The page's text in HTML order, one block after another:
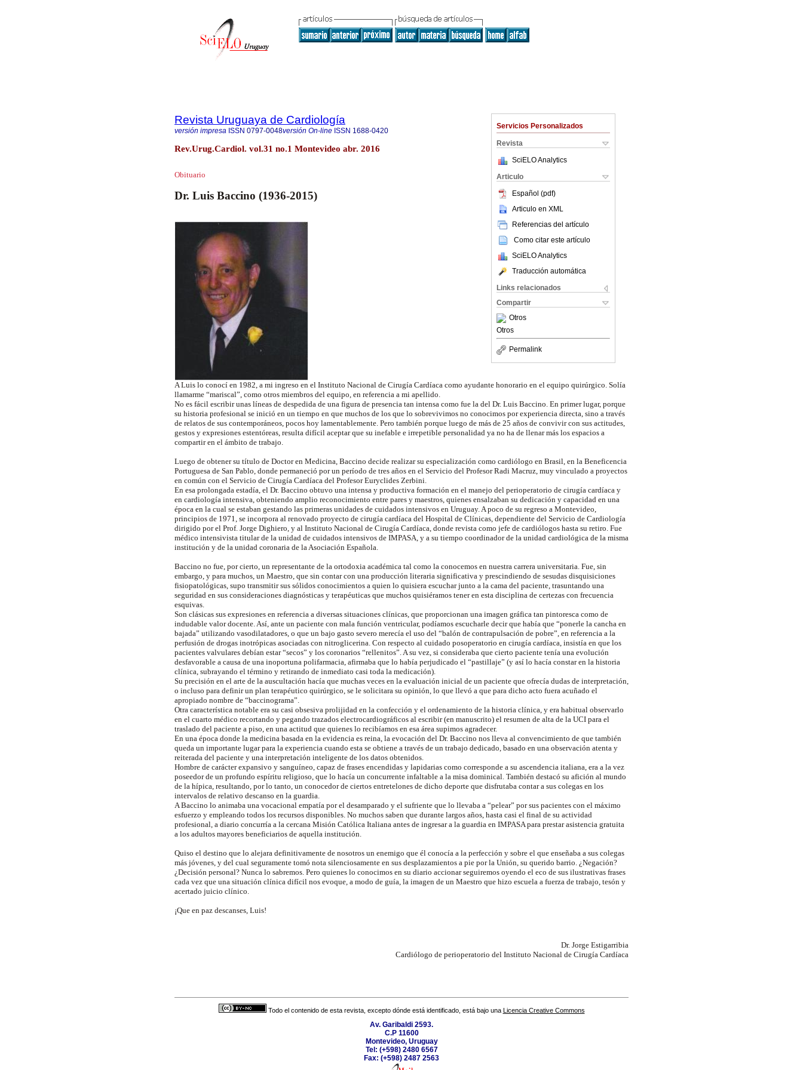
Servicios Personalizados
Revista
SciELO Analytics
Articulo
Español (pdf)
Articulo en XML
Referencias del artículo
Como citar este artículo
SciELO Analytics
Traducción automática
Links relacionados
Compartir
Otros
Otros
Permalink
Revista Uruguaya de Cardiología
versión impresa ISSN 0797-0048versión On-line ISSN 1688-0420
Rev.Urug.Cardiol. vol.31 no.1 Montevideo abr. 2016
Obituario
Dr. Luis Baccino (1936-2015)
A Luis lo conocí en 1982, a mi ingreso en el Instituto Nacional de Cirugía Cardíaca como ayudante honorario en el equipo quirúrgico. Solía
llamarme “mariscal”, como otros miembros del equipo, en referencia a mi apellido.
No es fácil escribir unas líneas de despedida de una figura de presencia tan intensa como fue la del Dr. Luis Baccino. En primer lugar, porque
su historia profesional se inició en un tiempo en que muchos de los que lo sobrevivimos no conocimos por experiencia directa, sino a través
de relatos de sus contemporáneos, pocos hoy lamentablemente. Pero también porque luego de más de 25 años de convivir con sus actitudes,
gestos y expresiones estentóreas, resulta difícil aceptar que su inefable e irrepetible personalidad ya no ha de llenar más los espacios a
compartir en el ámbito de trabajo.
Luego de obtener su título de Doctor en Medicina, Baccino decide realizar su especialización como cardiólogo en Brasil, en la Beneficencia
Portuguesa de San Pablo, donde permaneció por un período de tres años en el Servicio del Profesor Radi Macruz, muy vinculado a proyectos
en común con el Servicio de Cirugía Cardíaca del Profesor Euryclides Zerbini.
En esa prolongada estadía, el Dr. Baccino obtuvo una intensa y productiva formación en el manejo del perioperatorio de cirugía cardíaca y
en cardiología intensiva, obteniendo amplio reconocimiento entre pares y maestros, quienes ensalzaban su dedicación y capacidad en una
época en la cual se estaban gestando las primeras unidades de cuidados intensivos en Uruguay. A poco de su regreso a Montevideo,
principios de 1971, se incorpora al renovado proyecto de cirugía cardíaca del Hospital de Clínicas, dependiente del Servicio de Cardiología
dirigido por el Prof. Jorge Dighiero, y al Instituto Nacional de Cirugía Cardíaca, donde revista como jefe de cardiólogos hasta su retiro. Fue
médico intensivista titular de la unidad de cuidados intensivos de IMPASA, y a su tiempo coordinador de la unidad cardiológica de la misma
institución y de la unidad coronaria de la Asociación Española.
Baccino no fue, por cierto, un representante de la ortodoxia académica tal como la conocemos en nuestra carrera universitaria. Fue, sin
embargo, y para muchos, un Maestro, que sin contar con una producción literaria significativa y prescindiendo de sesudas disquisiciones
fisiopatológicas, supo transmitir sus sólidos conocimientos a quien lo quisiera escuchar junto a la cama del paciente, trasuntando una
seguridad en sus consideraciones diagnósticas y terapéuticas que muchos quisiéramos tener en esta disciplina de certezas con frecuencia
esquivas.
Son clásicas sus expresiones en referencia a diversas situaciones clínicas, que proporcionan una imagen gráfica tan pintoresca como de
indudable valor docente. Así, ante un paciente con mala función ventricular, podíamos escucharle decir que había que “ponerle la cancha en
bajada” utilizando vasodilatadores, o que un bajo gasto severo merecía el uso del “balón de contrapulsación de pobre”, en referencia a la
perfusión de drogas inotrópicas asociadas con nitroglicerina. Con respecto al cuidado posoperatorio en cirugía cardíaca, insistía en que los
pacientes valvulares debían estar “secos” y los coronarios “rellenitos”. A su vez, si consideraba que cierto paciente tenía una evolución
desfavorable a causa de una inoportuna polifarmacia, afirmaba que lo había perjudicado el “pastillaje” (y así lo hacía constar en la historia
clínica, subrayando el término y retirando de inmediato casi toda la medicación).
Su precisión en el arte de la auscultación hacía que muchas veces en la evaluación inicial de un paciente que ofrecía dudas de interpretación,
o incluso para definir un plan terapéutico quirúrgico, se le solicitara su opinión, lo que llevó a que para dicho acto fuera acuñado el
apropiado nombre de “baccinograma”.
Otra característica notable era su casi obsesiva prolijidad en la confección y el ordenamiento de la historia clínica, y era habitual observarlo
en el cuarto médico recortando y pegando trazados electrocardiográficos al escribir (en manuscrito) el resumen de alta de la UCI para el
traslado del paciente a piso, en una actitud que quienes lo recibíamos en esa área supimos agradecer.
En una época donde la medicina basada en la evidencia es reina, la evocación del Dr. Baccino nos lleva al convencimiento de que también
queda un importante lugar para la experiencia cuando esta se obtiene a través de un trabajo dedicado, basado en una observación atenta y
reiterada del paciente y una interpretación inteligente de los datos obtenidos.
Hombre de carácter expansivo y sanguíneo, capaz de frases encendidas y lapidarias como corresponde a su ascendencia italiana, era a la vez
poseedor de un profundo espíritu religioso, que lo hacía un concurrente infaltable a la misa dominical. También destacó su afición al mundo
de la hípica, resultando, por lo tanto, un conocedor de ciertos entretelones de dicho deporte que disfrutaba contar a sus colegas en los
intervalos de relativo descanso en la guardia.
A Baccino lo animaba una vocacional empatía por el desamparado y el sufriente que lo llevaba a “pelear” por sus pacientes con el máximo
esfuerzo y empleando todos los recursos disponibles. No muchos saben que durante largos años, hasta casi el final de su actividad
profesional, a diario concurría a la cercana Misión Católica Italiana antes de ingresar a la guardia en IMPASA para prestar asistencia gratuita
a los adultos mayores beneficiarios de aquella institución.
Quiso el destino que lo alejara definitivamente de nosotros un enemigo que él conocía a la perfección y sobre el que enseñaba a sus colegas
más jóvenes, y del cual seguramente tomó nota silenciosamente en sus desplazamientos a pie por la Unión, su querido barrio. ¿Negación?
¿Decisión personal? Nunca lo sabremos. Pero quienes lo conocimos en su diario accionar seguiremos oyendo el eco de sus ilustrativas frases
cada vez que una situación clínica difícil nos evoque, a modo de guía, la imagen de un Maestro que hizo escuela a fuerza de trabajo, tesón y
acertado juicio clínico.
¡Que en paz descanses, Luis!
Dr. Jorge Estigarribia
Cardiólogo de perioperatorio del Instituto Nacional de Cirugía Cardíaca
Todo el contenido de esta revista, excepto dónde está identificado, está bajo una Licencia Creative Commons
Av. Garibaldi 2593.
C.P 11600
Montevideo, Uruguay
Tel: (+598) 2480 6567
Fax: (+598) 2487 2563